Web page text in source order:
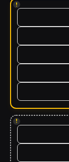
!
!